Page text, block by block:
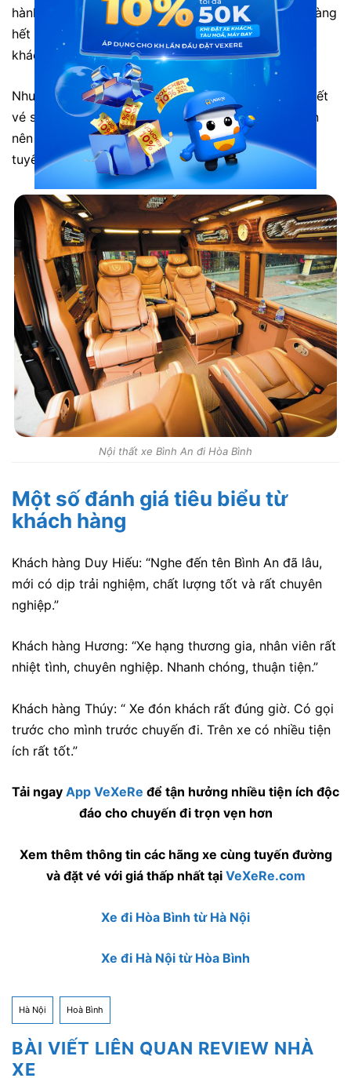
hành khách. Nhân viên phục vụ luôn hỗ trợ khách hàng
hết mình, chu đáo, luôn giải đáp các thắc mắc của
khách hàng tận tình.
Nhược điểm: Số lượng khách đi đông nên thường hết
vé sớm vào các ngày cuối tuần hoặc cao điểm. Bạn
nên liên hệ tổng đài 1900 888684 hoặc đặt vé trực
tuyến trước để tránh hết vé.
Nội thất xe Bình An đi Hòa Bình
Một số đánh giá tiêu biểu từ
khách hàng
Khách hàng Duy Hiếu: “Nghe đến tên Bình An đã lâu,
mới có dịp trải nghiệm, chất lượng tốt và rất chuyên
nghiệp.”
Khách hàng Hương: “Xe hạng thương gia, nhân viên rất
nhiệt tình, chuyên nghiệp. Nhanh chóng, thuận tiện.”
Khách hàng Thúy: “ Xe đón khách rất đúng giờ. Có gọi
trước cho mình trước chuyến đi. Trên xe có nhiều tiện
ích rất tốt.”
Tải ngay App VeXeRe để tận hưởng nhiều tiện ích độc
đáo cho chuyến đi trọn vẹn hơn
Xem thêm thông tin các hãng xe cùng tuyến đường
và đặt vé với giá thấp nhất tại VeXeRe.com
Xe đi Hòa Bình từ Hà Nội
Xe đi Hà Nội từ Hòa Bình
Hà Nội Hoà Bình
BÀI VIẾT LIÊN QUAN REVIEW NHÀ
XE